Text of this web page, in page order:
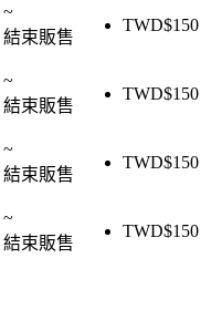
~
結束販售
TWD$150
~
結束販售
TWD$150
~
結束販售
TWD$150
~
結束販售
TWD$150